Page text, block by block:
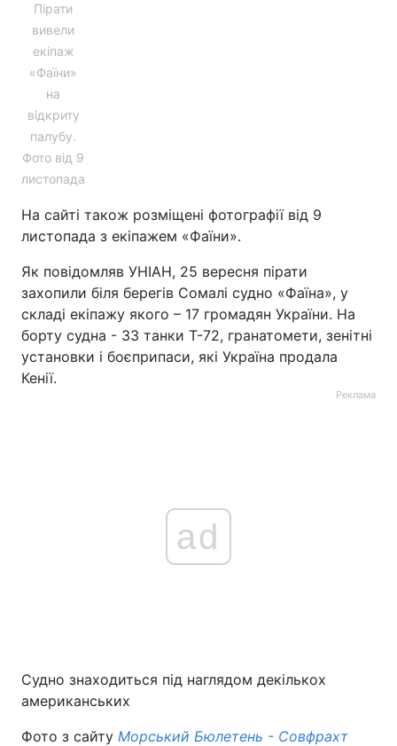
Інтерв'ю
Архів
Контакти
Послуги
Тема оформлення
Пірати
вивели
екіпаж
«Фаїни»
на
відкриту
палубу.
Фото від 9
листопада
На сайті також розміщені фотографії від 9
листопада з екіпажем «Фаїни».
Як повідомляв УНІАН, 25 вересня пірати
захопили біля берегів Сомалі судно «Фаїна», у
складі екіпажу якого – 17 громадян України. На
борту судна - 33 танки Т-72, гранатомети, зенітні
установки і боєприпаси, які Україна продала
Кенії.
Реклама
ad
Судно знаходиться під наглядом декількох
американських
Фото з сайту Морський Бюлетень - Совфрахт